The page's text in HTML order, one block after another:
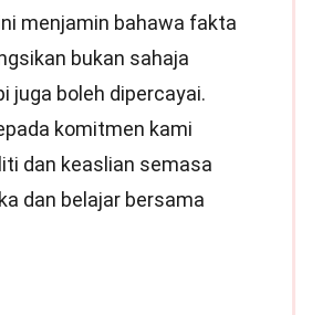
menjamin bahawa fakta
bukan sahaja
juga boleh dipercayai.
komitmen kami
dan keaslian semasa
dan belajar bersama